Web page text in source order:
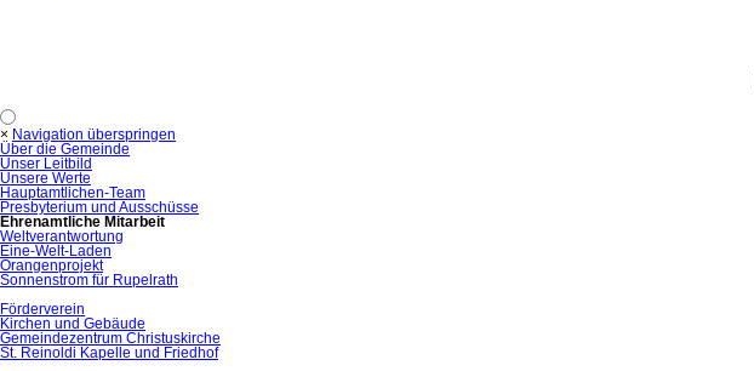
× Navigation überspringen
Über die Gemeinde
Unser Leitbild
Unsere Werte
Hauptamtlichen-Team
Presbyterium und Ausschüsse
Ehrenamtliche Mitarbeit
Weltverantwortung
Eine-Welt-Laden
Orangenprojekt
Sonnenstrom für Rupelrath
Förderverein
Kirchen und Gebäude
Gemeindezentrum Christuskirche
St. Reinoldi Kapelle und Friedhof